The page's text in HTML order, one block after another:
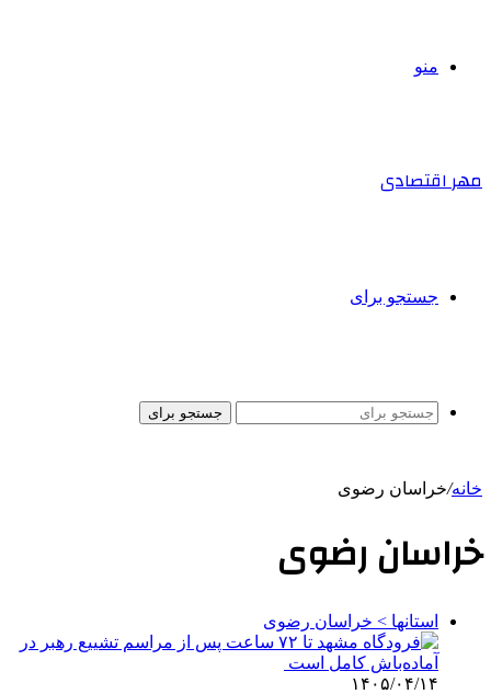
منو
مهر اقتصادی
جستجو برای
جستجو برای
خانه/خراسان رضوی
خراسان رضوی
استانها > خراسان رضوی
۱۴۰۵/۰۴/۱۴